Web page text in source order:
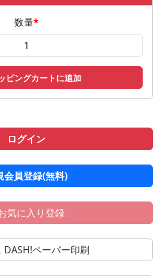
数量*
ピングカートに追加
ログイン
会員登録(無料)
気に入り登録
DASH!ペーパー印刷